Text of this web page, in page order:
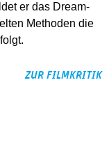
er das Dream-
Methoden die
ZUR FILMKRITIK